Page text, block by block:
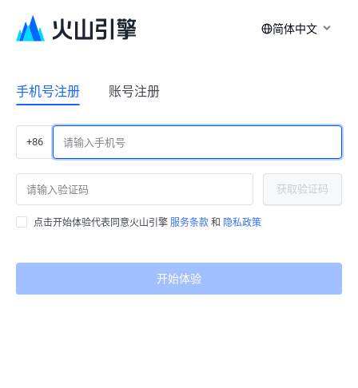
简体中文
手机号注册 账号注册
+86
获取验证码
点击开始体验代表同意火山引擎 服务条款 和 隐私政策
开始体验